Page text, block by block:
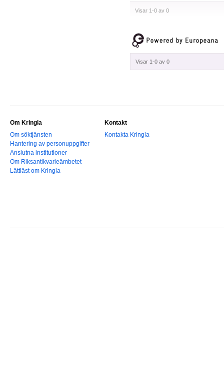
Visar 1-0 av 0
Visar 1-0 av 0
Om Kringla
Om söktjänsten
Hantering av personuppgifter
Anslutna institutioner
Om Riksantikvarieämbetet
Lättläst om Kringla
Kontakt
Kontakta Kringla